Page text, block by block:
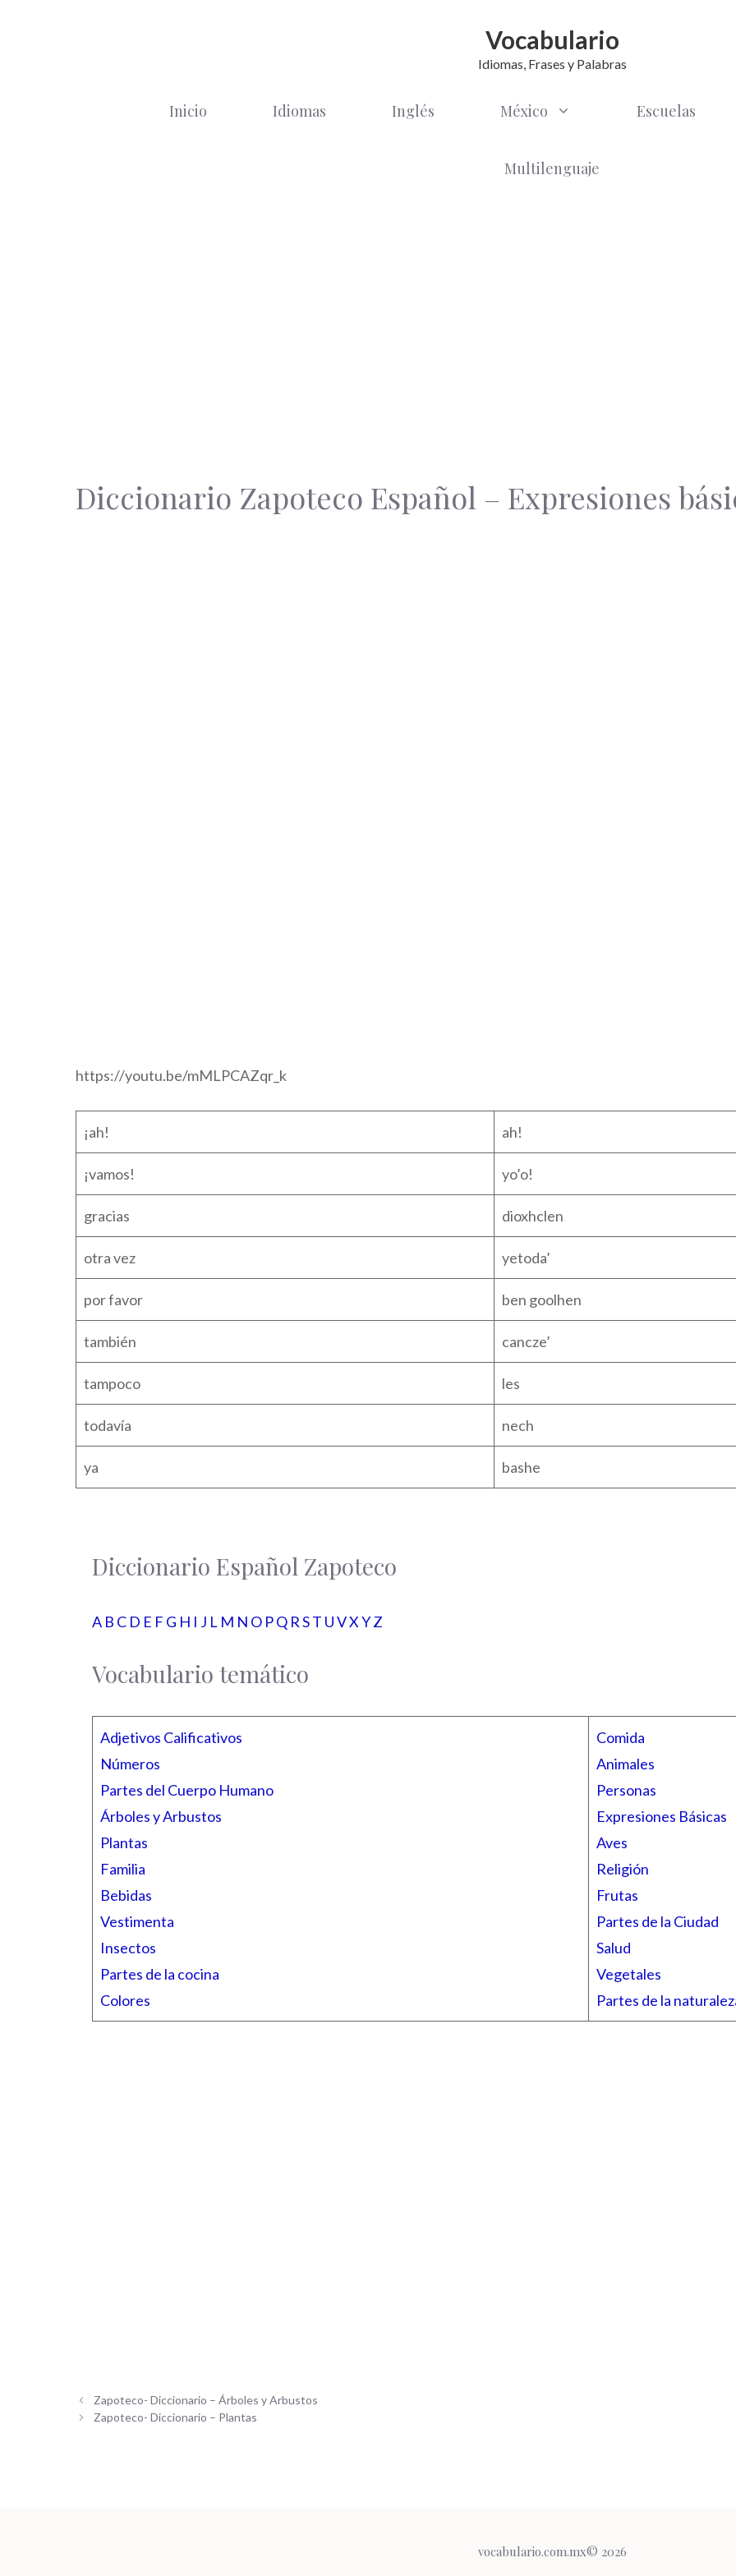
Vocabulario
Idiomas, Frases y Palabras
Inicio Idiomas Inglés México Escuelas
Multilenguaje
Diccionario Zapoteco Español – Expresiones
https://youtu.be/mMLPCAZqr_k
¡ah! ah!
¡vamos! yo’o!
gracias dioxhclen
otra vez yetoda’
por favor ben goolhen
también cancze’
tampoco les
todavía nech
ya bashe
Diccionario Español Zapoteco
A B C D E F G H I J L M N O PQ RST UV X Y Z
Vocabulario temático
Adjetivos Calificativos
Números
Partes del Cuerpo Humano
Árboles y Arbustos
Plantas
Familia
Bebidas
Vestimenta
Insectos
Partes de la cocina
Colores
Comida
Animales
Personas
Expresiones Básicas
Aves
Religión
Frutas
Partes de la Ciudad
Salud
Vegetales
Partes de la
Zapoteco- Diccionario – Árboles y Arbustos
Zapoteco- Diccionario – Plantas
vocabulario.com.mx© 2026